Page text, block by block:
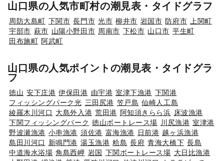
山口県の人気市町村の潮見表・タイドグラフ
周防大島町 下関市 長門市 光市 柳井市 岩国市 防府市 上関町
宇部市 萩市 山陽小野田市 周南市 下松市 山口市 平生町
田布施町 阿武町
山口県の人気ポイントの潮見表・タイドグラ
フ
徳山 安下庄港 伊保田港 由宇港 室津下漁港 下関港
フィッシングパーク光 三田尻港 笠戸島 仙崎人工島
綾羅木川河口 大島外入港 荒田港 阿知須きらら浜 床波漁港
下関フィッシングパーク 徳山ボートレース場 川尻漁港 室津港
野波瀬漁港 小串漁港 須佐港 富海漁港 日前港 越ヶ浜漁港
島田川河口
新鳴門港 湯玉漁港 粭島 長府 青海大橋下 長島
中道海水浴場 角島西岬 岩国 下関ボートレース場 大日比漁港